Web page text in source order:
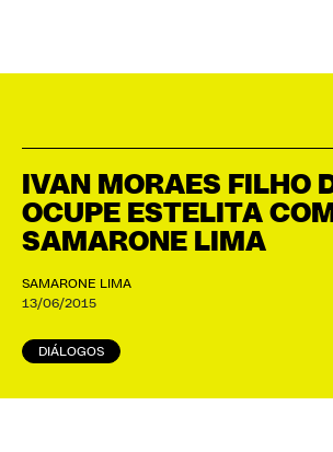
IVAN MORAES FILHO
OCUPE ESTELITA COM
SAMARONE LIMA
SAMARONE LIMA
13/06/2015
DIÁLOGOS